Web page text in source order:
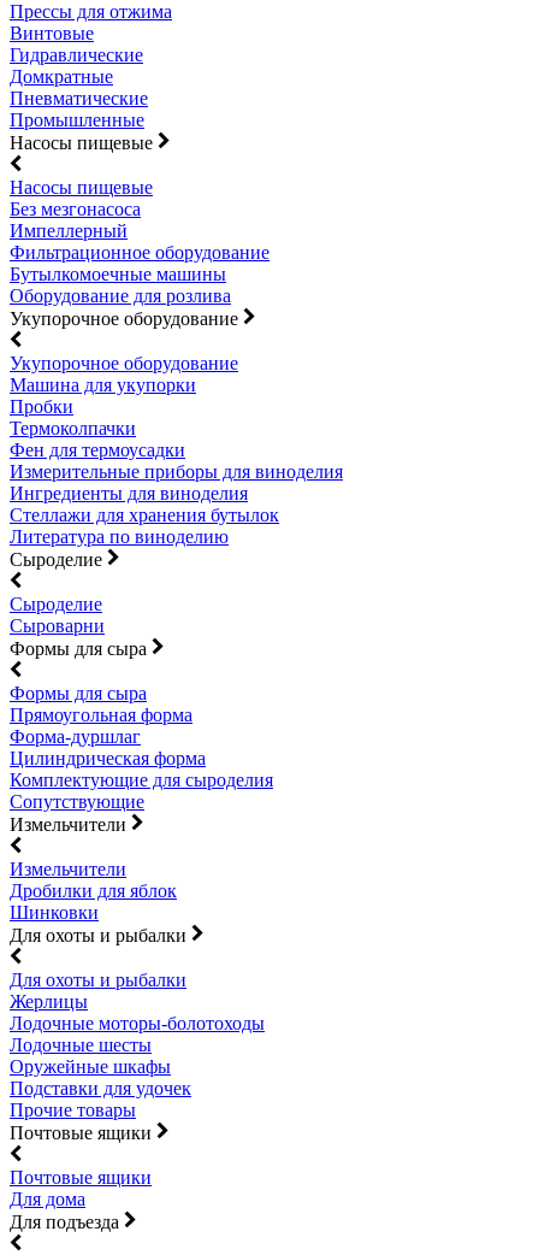
Прессы для отжима
Винтовые
Гидравлические
Домкратные
Пневматические
Промышленные
Насосы пищевые
Насосы пищевые
Без мезгонасоса
Импеллерный
Фильтрационное оборудование
Бутылкомоечные машины
Оборудование для розлива
Укупорочное оборудование
Укупорочное оборудование
Машина для укупорки
Пробки
Термоколпачки
Фен для термоусадки
Измерительные приборы для виноделия
Ингредиенты для виноделия
Стеллажи для хранения бутылок
Литература по виноделию
Сыроделие
Сыроделие
Сыроварни
Формы для сыра
Формы для сыра
Прямоугольная форма
Форма-дуршлаг
Цилиндрическая форма
Комплектующие для сыроделия
Сопутствующие
Измельчители
Измельчители
Дробилки для яблок
Шинковки
Для охоты и рыбалки
Для охоты и рыбалки
Жерлицы
Лодочные моторы-болотоходы
Лодочные шесты
Оружейные шкафы
Подставки для удочек
Прочие товары
Почтовые ящики
Почтовые ящики
Для дома
Для подъезда